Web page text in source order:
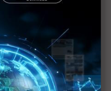
年銷量拚增40%
升級台積電3奈米
裝置、三折機